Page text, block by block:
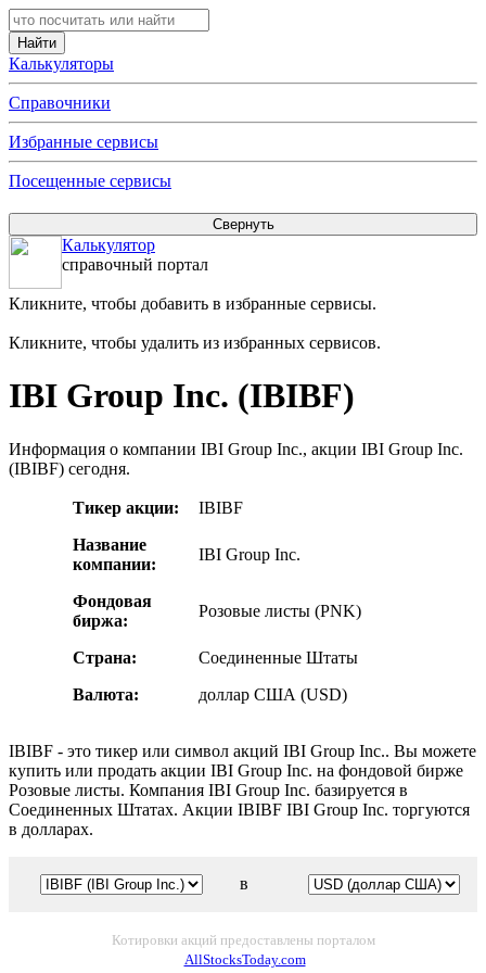
Калькуляторы
Справочники
Избранные сервисы
Посещенные сервисы
Калькулятор
справочный портал
Кликните, чтобы добавить в избранные сервисы.
Кликните, чтобы удалить из избранных сервисов.
IBI Group Inc. (IBIBF)
Информация о компании IBI Group Inc., акции IBI Group Inc.
(IBIBF) сегодня.
Тикер акции:
IBIBF
Название
компании:
IBI Group Inc.
Фондовая
биржа:
Розовые листы (PNK)
Страна:
Соединенные Штаты
Валюта:
доллар США (USD)
IBIBF - это тикер или символ акций IBI Group Inc.. Вы можете
купить или продать акции IBI Group Inc. на фондовой бирже
Розовые листы. Компания IBI Group Inc. базируется в
Соединенных Штатах. Акции IBIBF IBI Group Inc. торгуются
в долларах.
в
Котировки акций предоставлены порталом
AllStocksToday.com